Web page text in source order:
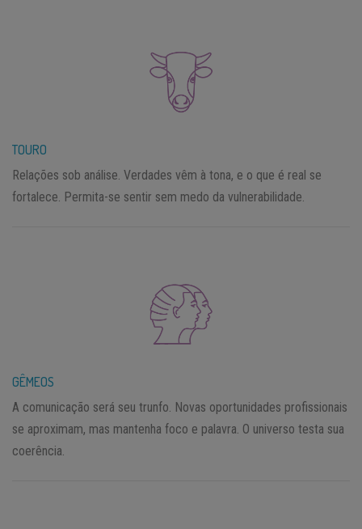
TOURO
Relações sob análise. Verdades vêm à tona, e o que é real se
fortalece. Permita-se sentir sem medo da vulnerabilidade.
GÊMEOS
A comunicação será seu trunfo. Novas oportunidades profissionais
se aproximam, mas mantenha foco e palavra. O universo testa sua
coerência.